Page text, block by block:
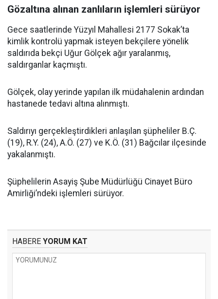
Gözaltına alınan zanlıların işlemleri sürüyor
Gece saatlerinde Yüzyıl Mahallesi 2177 Sokak’ta
kimlik kontrolü yapmak isteyen bekçilere yönelik
saldırıda bekçi Uğur Gölçek ağır yaralanmış,
saldırganlar kaçmıştı.
Gölçek, olay yerinde yapılan ilk müdahalenin ardından
hastanede tedavi altına alınmıştı.
Saldırıyı gerçekleştirdikleri anlaşılan şüpheliler B.Ç.
(19), R.Y. (24), A.Ö. (27) ve K.Ö. (31) Bağcılar ilçesinde
yakalanmıştı.
Şüphelilerin Asayiş Şube Müdürlüğü Cinayet Büro
Amirliği’ndeki işlemleri sürüyor.
HABERE YORUM KAT